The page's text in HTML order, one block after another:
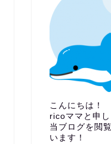
こんにちは！
ricoママと申し
当ブログを閲
います！